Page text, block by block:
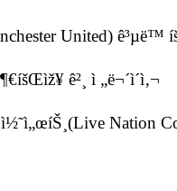
United)
ê²¸ ì „ë¬´ì´ì‚¬
Nation